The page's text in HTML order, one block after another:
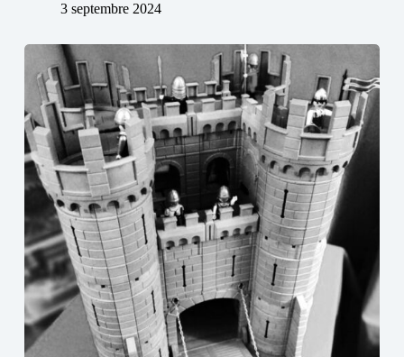
3 septembre 2024